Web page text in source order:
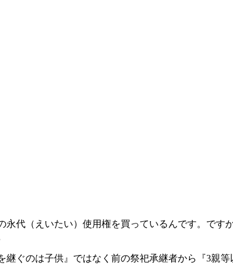
永代（えいたい）使用権を買っているんです。で
ぐのは子供』ではなく前の祭祀承継者から『3親